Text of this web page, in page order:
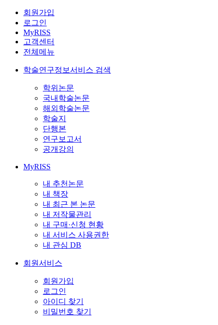
회원가입
로그인
MyRISS
고객센터
전체메뉴
학술연구정보서비스 검색
학위논문
국내학술논문
해외학술논문
학술지
단행본
연구보고서
공개강의
MyRISS
내 추천논문
내 책장
내 최근 본 논문
내 저작물관리
내 구매·신청 현황
내 서비스 사용권한
내 관심 DB
회원서비스
회원가입
로그인
아이디 찾기
비밀번호 찾기